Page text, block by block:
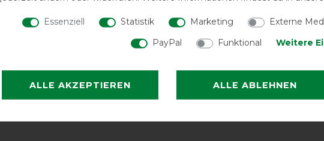
abnehmbare, innenliegende Kreuzbegurtung und
abnehmbar ist.
gefallen?
Essenziell Statistik Marketing Externe
PayPal
Funktional Weitere
ALLE AKZEPTIEREN ALLE ABLEHNEN